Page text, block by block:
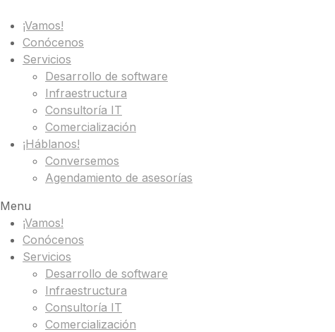
¡Vamos!
Conócenos
Servicios
Desarrollo de software
Infraestructura
Consultoría IT
Comercialización
¡Háblanos!
Conversemos
Agendamiento de asesorías
Menu
¡Vamos!
Conócenos
Servicios
Desarrollo de software
Infraestructura
Consultoría IT
Comercialización